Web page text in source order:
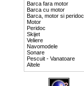
Barca fara motor
Barca cu motor
Barca, motor si peridoc
Motor
Peridoc
Skijet
Veliere
Navomodele
Sonare
Pescuit - Vanatoare
Altele